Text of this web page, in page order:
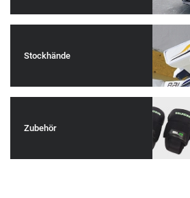
Stockhände
Zubehör